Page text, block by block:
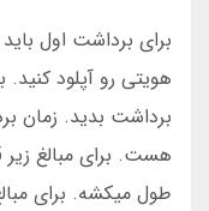
برای برداشت اول
هویتی رو آپلود
برداشت بدید. زمان
طول میکشه. برای مبالغ